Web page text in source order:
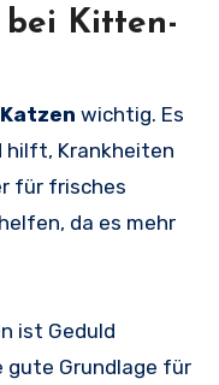
bei Kitten-
wichtig. Es
hilft, Krankheiten
für frisches
da es mehr
ist Geduld
gute Grundlage für